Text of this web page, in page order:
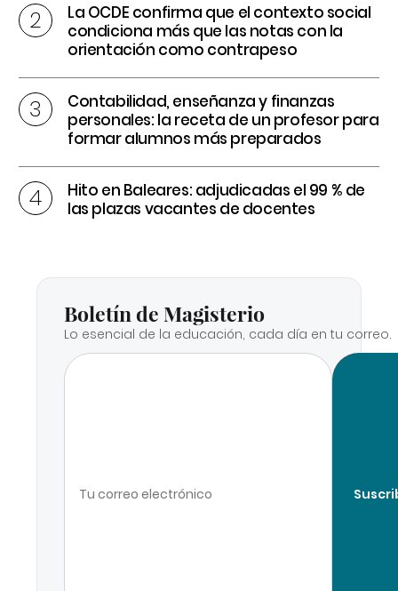
La OCDE confirma que el contexto social
condiciona más que las notas con la
orientación como contrapeso
Contabilidad, enseñanza y finanzas
personales: la receta de un profesor para
formar alumnos más preparados
Hito en Baleares: adjudicadas el 99 % de
las plazas vacantes de docentes
Boletín de Magisterio
Lo esencial de la educación, cada día en tu correo.